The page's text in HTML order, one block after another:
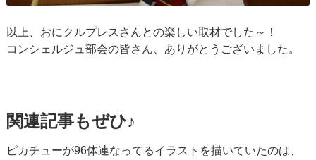
以上、おにクルプレスさんとの楽しい取材でした～！
コンシェルジュ部会の皆さん、ありがとうございました。
関連記事もぜひ♪
ピカチューが96体連なってるイラストを描いていたのは、